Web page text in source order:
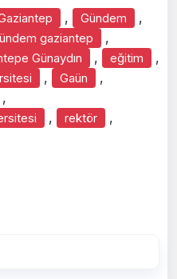
, Gündem ,
gaziantep ,
Günaydın , eğitim ,
, Gaün ,
,
, rektör ,